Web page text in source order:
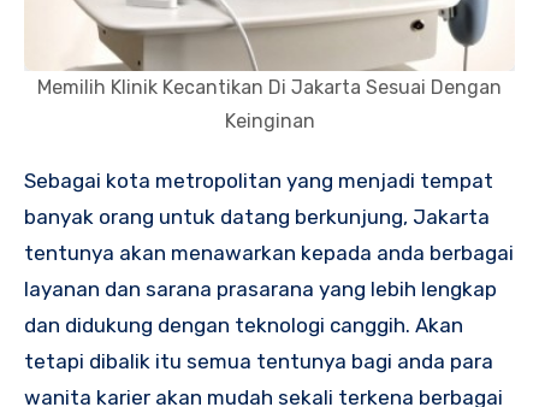
Memilih Klinik Kecantikan Di Jakarta Sesuai Dengan
Keinginan
Sebagai kota metropolitan yang menjadi tempat
banyak orang untuk datang berkunjung, Jakarta
tentunya akan menawarkan kepada anda berbagai
layanan dan sarana prasarana yang lebih lengkap
dan didukung dengan teknologi canggih. Akan
tetapi dibalik itu semua tentunya bagi anda para
wanita karier akan mudah sekali terkena berbagai